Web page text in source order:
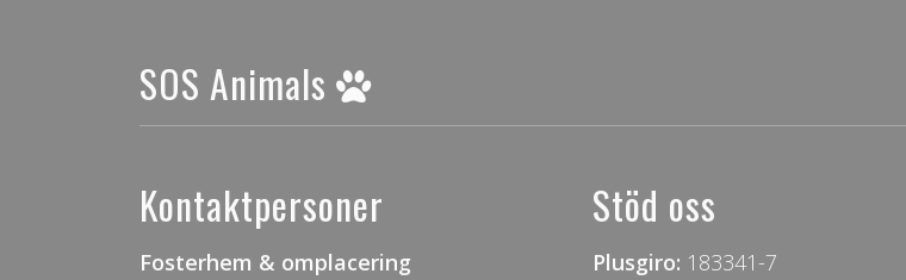
SOS Animals
Kontaktpersoner
Fosterhem & omplacering
Stöd oss
Plusgiro: 183341-7